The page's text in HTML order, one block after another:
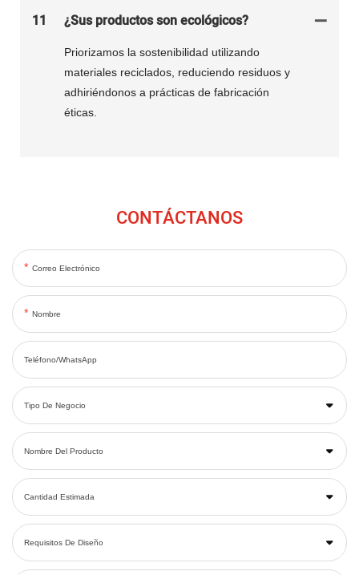
11 ¿Sus productos son ecológicos?
Priorizamos la sostenibilidad utilizando
materiales reciclados, reduciendo residuos y
adhiriéndonos a prácticas de fabricación
éticas.
CONTÁCTANOS
Correo Electrónico
Nombre
Teléfono/WhatsApp
Tipo De Negocio
Nombre Del Producto
Cantidad Estimada
Requisitos De Diseño